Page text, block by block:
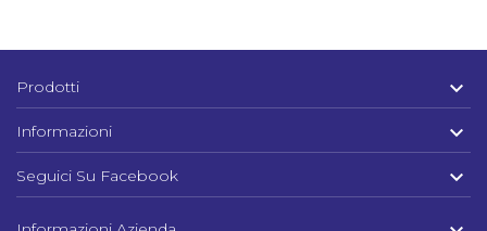
Prodotti 
Informazioni 
Seguici Su Facebook 